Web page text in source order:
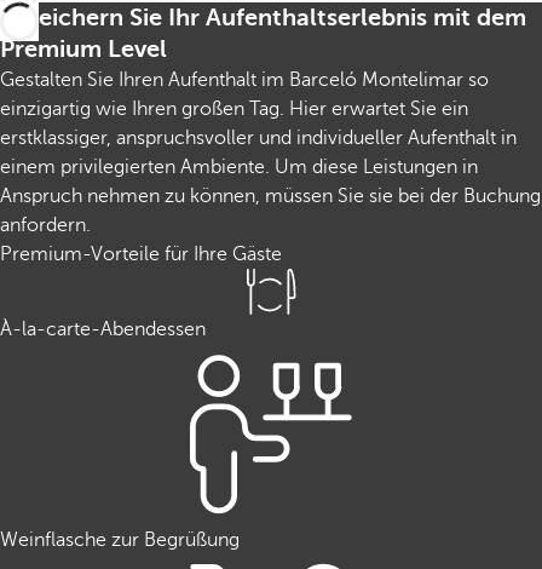
Bereichern Sie Ihr Aufenthaltserlebnis mit dem
Premium Level
Gestalten Sie Ihren Aufenthalt im Barceló Montelimar so
einzigartig wie Ihren großen Tag. Hier erwartet Sie ein
erstklassiger, anspruchsvoller und individueller Aufenthalt in
einem privilegierten Ambiente. Um diese Leistungen in
Anspruch nehmen zu können, müssen Sie sie bei der Buchung
anfordern.
Premium-Vorteile für Ihre Gäste
À-la-carte-Abendessen
Weinflasche zur Begrüßung